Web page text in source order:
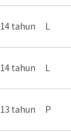
14 tahun L
14 tahun L
13 tahun P